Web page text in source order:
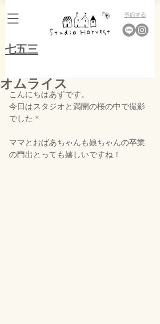
​予約する
​七五三
オムライス
こんにちはあずです。
今日はスタジオと満開の桜の中で撮影
でした＊
ママとおばあちゃんも娘ちゃんの卒業
の門出とっても嬉しいですね！